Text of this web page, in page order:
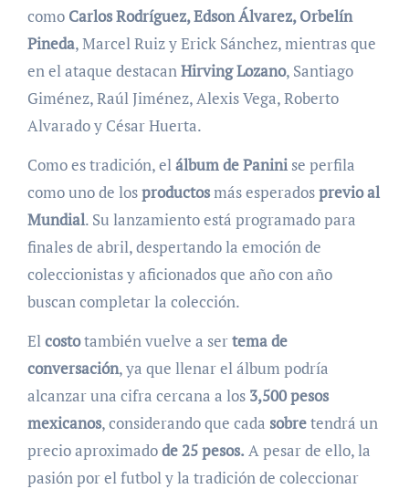
como Carlos Rodríguez, Edson Álvarez, Orbelín
Pineda, Marcel Ruiz y Erick Sánchez, mientras que
en el ataque destacan Hirving Lozano, Santiago
Giménez, Raúl Jiménez, Alexis Vega, Roberto
Alvarado y César Huerta.
Como es tradición, el álbum de Paninise perfila
como uno de losproductosmás esperadosprevio al
Mundial. Su lanzamiento está programado para
finales de abril, despertando la emoción de
coleccionistas y aficionados que año con año
buscan completar la colección.
El costotambién vuelve a sertema de
conversación, ya que llenar el álbum podría
alcanzar una cifra cercana a los 3,500 pesos
mexicanos, considerando que cada sobretendrá un
precio aproximadode 25 pesos. A pesar de ello, la
pasión por el futbol y la tradición de coleccionar